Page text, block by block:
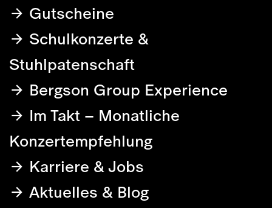
Gutscheine
Schulkonzerte &
Stuhlpatenschaft
Bergson Group Experience
Im Takt – Monatliche
Konzertempfehlung
Karriere & Jobs
Aktuelles & Blog